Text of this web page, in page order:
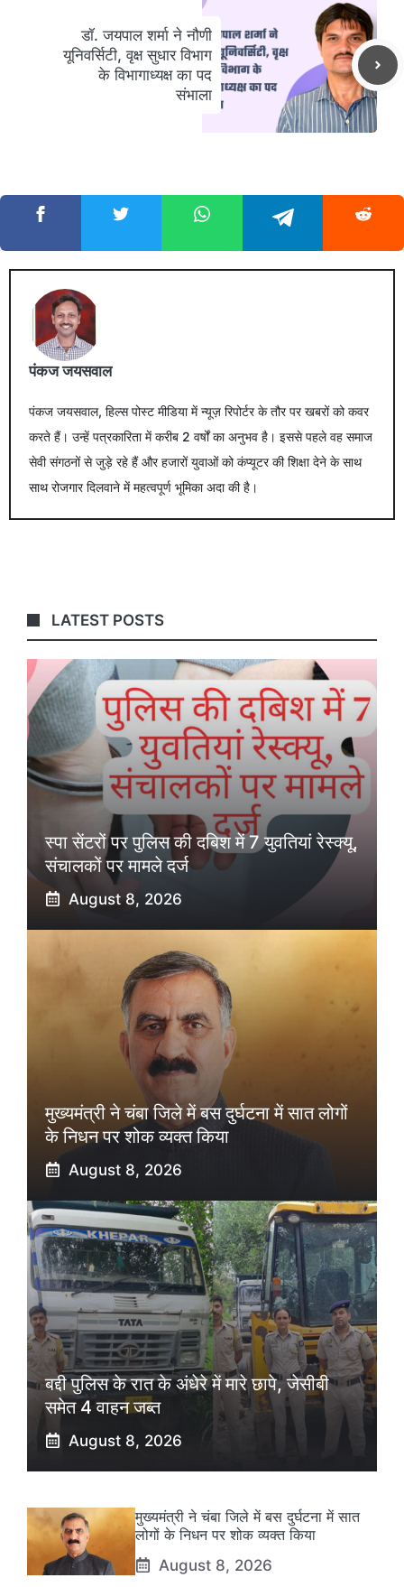
डॉ. जयपाल शर्मा ने नौणी
यूनिवर्सिटी, वृक्ष सुधार विभाग
के विभागाध्यक्ष का पद
संभाला
पंकज जयसवाल
पंकज जयसवाल, हिल्स पोस्ट मीडिया में न्यूज़ रिपोर्टर के तौर पर खबरों को कवर
करते हैं। उन्हें पत्रकारिता में करीब 2 वर्षों का अनुभव है। इससे पहले वह समाज
सेवी संगठनों से जुड़े रहे हैं और हजारों युवाओं को कंप्यूटर की शिक्षा देने के साथ
साथ रोजगार दिलवाने में महत्वपूर्ण भूमिका अदा की है।
LATEST POSTS
स्पा सेंटरों पर पुलिस की दबिश में 7 युवतियां रेस्क्यू,
संचालकों पर मामले दर्ज
August 8, 2026
मुख्यमंत्री ने चंबा जिले में बस दुर्घटना में सात लोगों
के निधन पर शोक व्यक्त किया
August 8, 2026
बद्दी पुलिस के रात के अंधेरे में मारे छापे, जेसीबी
समेत 4 वाहन जब्त
August 8, 2026
मुख्यमंत्री ने चंबा जिले में बस दुर्घटना में सात
लोगों के निधन पर शोक व्यक्त किया
August 8, 2026